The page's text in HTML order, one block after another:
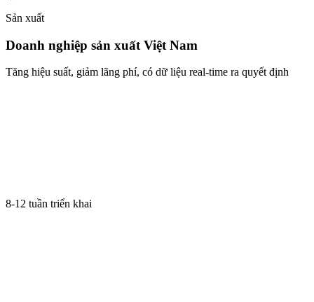
Sản xuất
Doanh nghiệp sản xuất Việt Nam
Tăng hiệu suất, giảm lãng phí, có dữ liệu real-time ra quyết định
8-12 tuần triển khai